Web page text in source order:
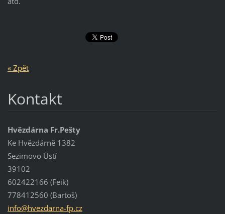
« Zpět
Kontakt
Hvězdárna Fr.Pešty
Ke Hvězdárně 1382
Sezimovo Ústí
39102
602422166 (Feik)
778412560 (Bartoš)
info@hvezdarna-fp.cz